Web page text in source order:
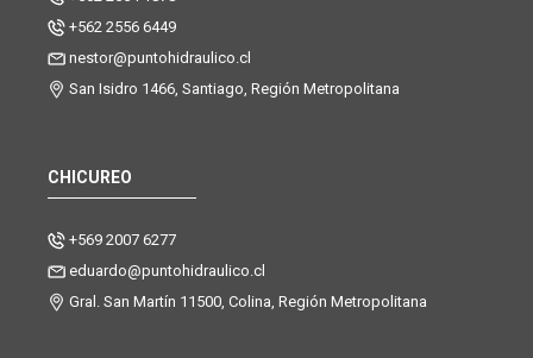
+562 2556 6449
nestor@puntohidraulico.cl
San Isidro 1466, Santiago, Región Metropolitana
CHICUREO
+569 2007 6277
eduardo@puntohidraulico.cl
Gral. San Martín 11500, Colina, Región Metropolitana